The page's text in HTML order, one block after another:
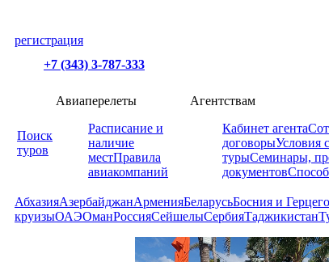
регистрация
+7 (343) 3-787-333
Поиск
туров
Авиаперелеты
Расписание и
наличие
местПравила
авиакомпаний
Агентствам
Кабинет агента
договорыУсловия
турыСеминары,
документов
АбхазияАзербайджанАрменияБеларусьБосния и
круизыОАЭОманРоссияСейшелыСербияТаджикистан